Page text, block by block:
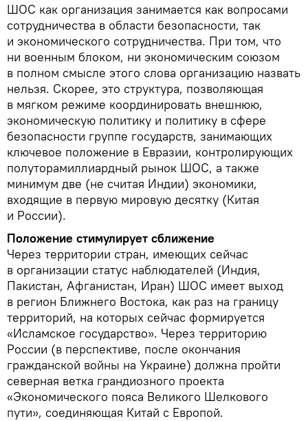
ШОС как организация занимается как вопросами
сотрудничества в области безопасности, так
и экономического сотрудничества. При том, что
ни военным блоком, ни экономическим союзом
в полном смысле этого слова организацию назвать
нельзя. Скорее, это структура, позволяющая
в мягком режиме координировать внешнюю,
экономическую политику и политику в сфере
безопасности группе государств, занимающих
ключевое положение в Евразии, контролирующих
полуторамиллиардный рынок ШОС, а также
минимум две (не считая Индии) экономики,
входящие в первую мировую десятку (Китая
и России).
Положение стимулирует сближение
Через территории стран, имеющих сейчас
в организации статус наблюдателей (Индия,
Пакистан, Афганистан, Иран) ШОС имеет выход
в регион Ближнего Востока, как раз на границу
территорий, на которых сейчас формируется
«Исламское государство». Через территорию
России (в перспективе, после окончания
гражданской войны на Украине) должна пройти
северная ветка грандиозного проекта
«Экономического пояса Великого Шелкового
пути», соединяющая Китай с Европой.